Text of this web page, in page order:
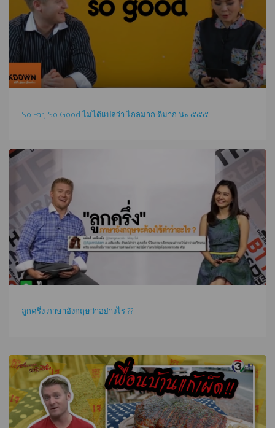
So Far, So Good ไม่ได้แปลว่า ไกลมาก ดีมาก นะ ๕๕๕
ลูกครึ่ง ภาษาอังกฤษว่าอย่างไร ??